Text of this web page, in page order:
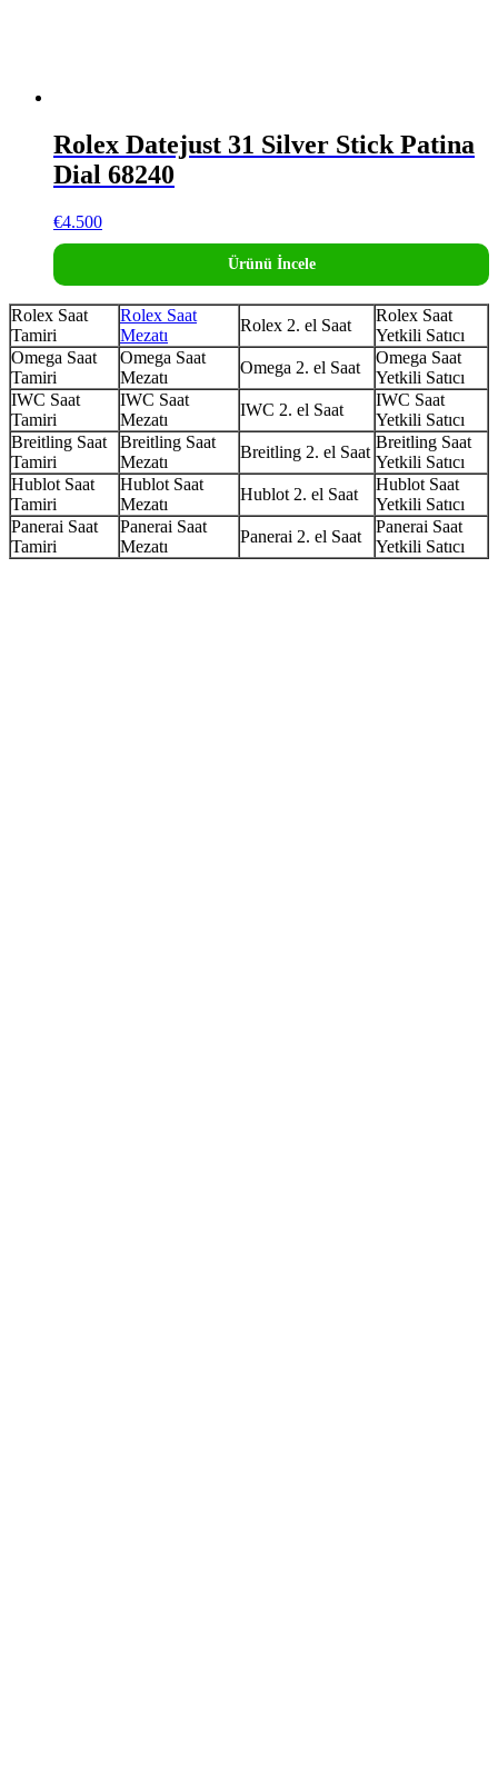
Rolex Datejust 31 Silver Stick Patina
Dial 68240
€4.500
Ürünü İncele
Rolex Saat
Tamiri
Rolex Saat
Mezatı
Rolex 2. el Saat
Rolex Saat
Yetkili Satıcı
Omega Saat
Tamiri
Omega Saat
Mezatı
Omega 2. el Saat
Omega Saat
Yetkili Satıcı
IWC Saat
Tamiri
IWC Saat
Mezatı
IWC 2. el Saat
IWC Saat
Yetkili Satıcı
Breitling Saat
Tamiri
Breitling Saat
Mezatı
Breitling 2. el Saat
Breitling Saat
Yetkili Satıcı
Hublot Saat
Tamiri
Hublot Saat
Mezatı
Hublot 2. el Saat
Hublot Saat
Yetkili Satıcı
Panerai Saat
Tamiri
Panerai Saat
Mezatı
Panerai 2. el Saat
Panerai Saat
Yetkili Satıcı